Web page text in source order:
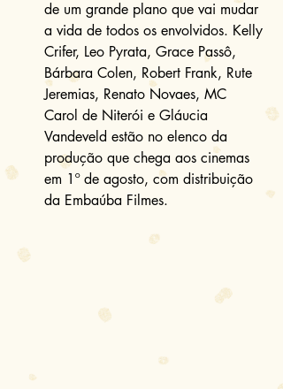
de um grande plano que vai mudar
a vida de todos os envolvidos. Kelly
Crifer, Leo Pyrata, Grace Passô,
Bárbara Colen, Robert Frank, Rute
Jeremias, Renato Novaes, MC
Carol de Niterói e Gláucia
Vandeveld estão no elenco da
produção que chega aos cinemas
em 1º de agosto, com distribuição
da Embaúba Filmes.